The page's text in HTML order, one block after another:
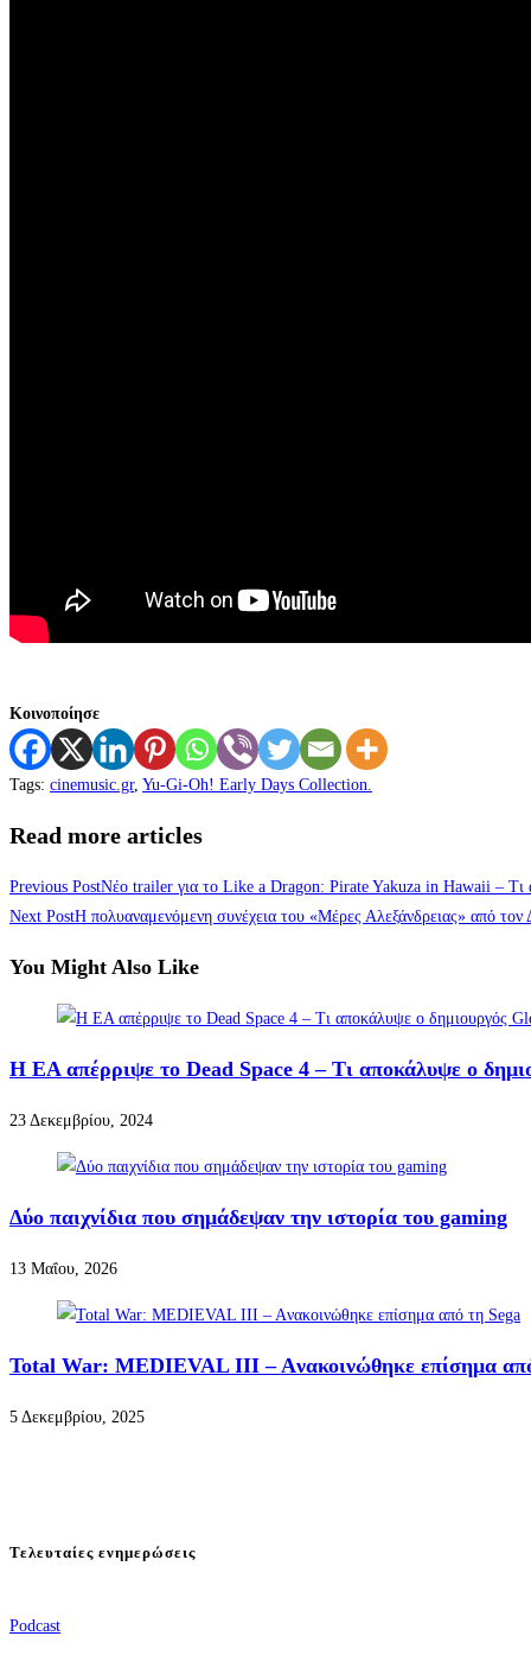
Κοινοποίησε
Tags: cinemusic.gr, Yu-Gi-Oh! Early Days Collection.
Read more articles
Previous PostΝέο trailer για το Like a Dragon: Pirate Yakuza in Hawaii – Τι
Next PostΗ πολυαναμενόμενη συνέχεια του «Μέρες Αλεξάνδρειας» από
You Might Also Like
Η EA απέρριψε το Dead Space 4 – Τι αποκάλυψε ο
23 Δεκεμβρίου, 2024
Δύο παιχνίδια που σημάδεψαν την ιστορία του gaming
13 Μαΐου, 2026
Total War: MEDIEVAL III – Aνακοινώθηκε επίσημα
5 Δεκεμβρίου, 2025
Τελευταίες ενημερώσεις
Podcast